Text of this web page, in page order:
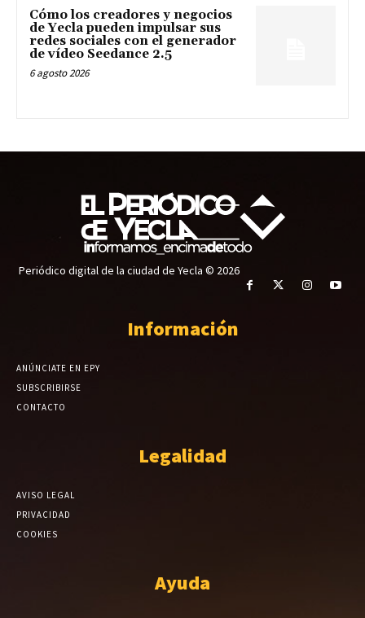
Cómo los creadores y negocios
de Yecla pueden impulsar sus
redes sociales con el generador
de vídeo Seedance 2.5
6 agosto 2026
Periódico digital de la ciudad de Yecla © 2026
Información
ANÚNCIATE EN EPY
SUBSCRIBIRSE
CONTACTO
Legalidad
AVISO LEGAL
PRIVACIDAD
COOKIES
Ayuda